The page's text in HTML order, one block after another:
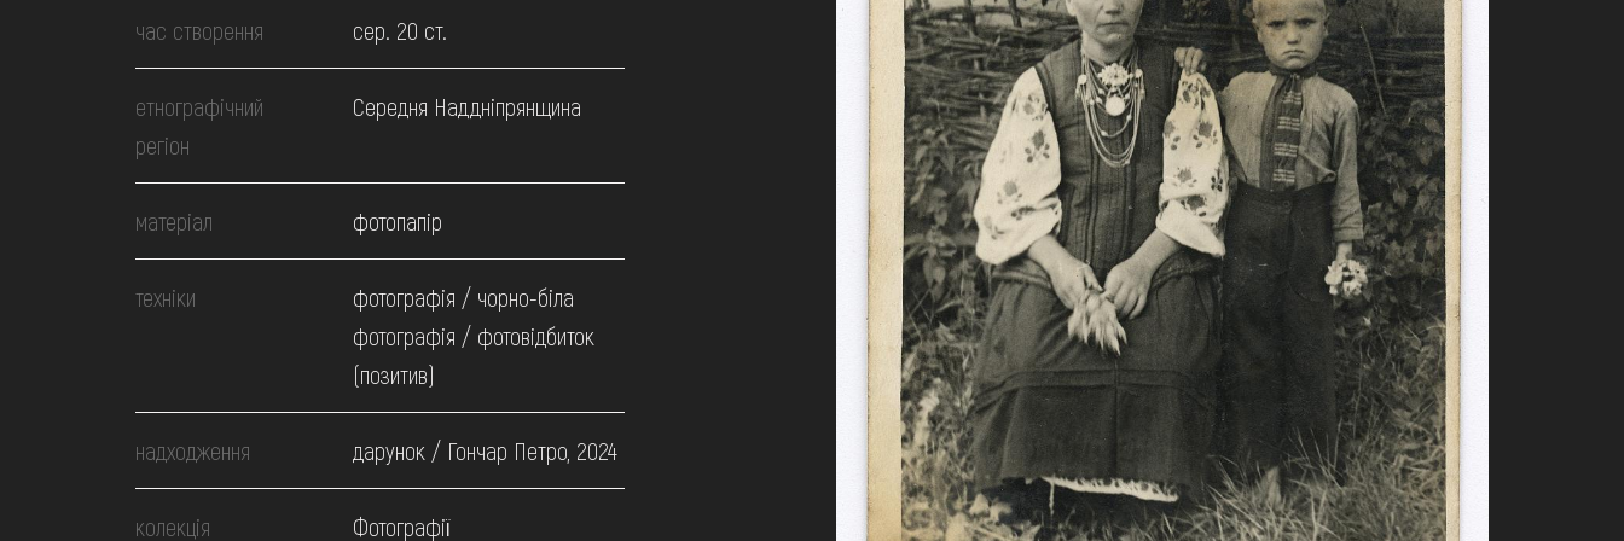
ВІДВІДАТИ
НАВЧИТИСЯ
ПОСЛУГИ
час створення сер. 20 ст.
етнографічний
регіон
Середня Наддніпрянщина
матеріал фотопапір
техніки
фотографія / чорно-біла
фотографія / фотовідбиток
(позитив)
надходження дарунок / Гончар Петро, 2024
колекція Фотографії